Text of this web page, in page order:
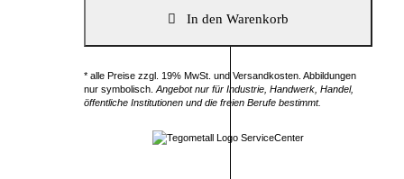
* alle Preise zzgl. 19% MwSt. und Versandkosten. Abbildungen
nur symbolisch. Angebot nur für Industrie, Handwerk, Handel,
öffentliche Institutionen und die freien Berufe bestimmt.